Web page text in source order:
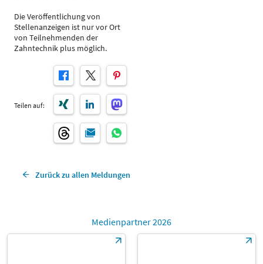
Die Veröffentlichung von
Stellenanzeigen ist nur vor Ort
von Teilnehmenden der
Zahntechnik plus möglich.
Teilen auf:
Zurück zu allen Meldungen
Medienpartner 2026